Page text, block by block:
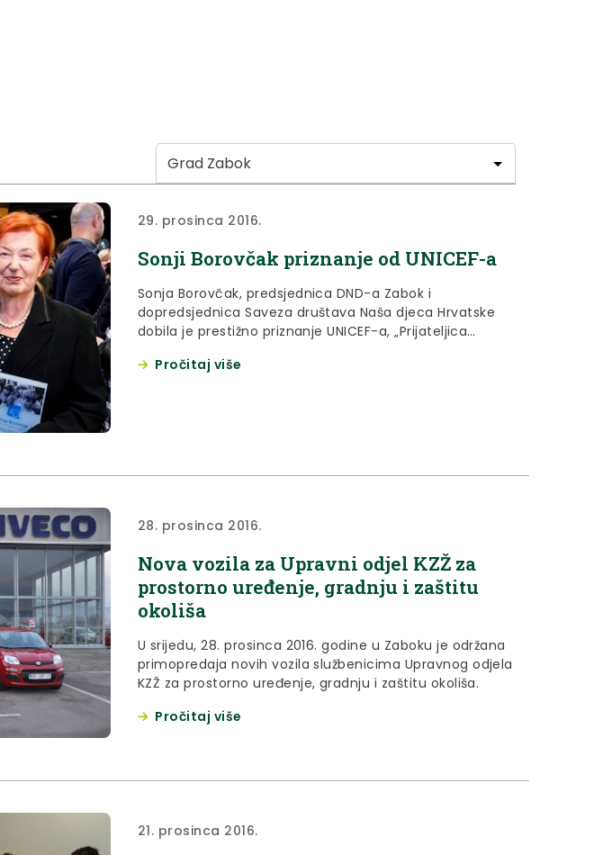
29. prosinca 2016.
Sonji Borovčak priznanje od UNICEF-a
Sonja Borovčak, predsjednica DND-a Zabok i
dopredsjednica Saveza društava Naša djeca Hrvatske
dobila je prestižno priznanje UNICEF-a, „Prijateljica
Pročitaj više
28. prosinca 2016.
Nova vozila za Upravni odjel KZŽ za
prostorno uređenje, gradnju i zaštitu
okoliša
U srijedu, 28. prosinca 2016. godine u Zaboku je održana
primopredaja novih vozila službenicima Upravnog odjela
KZŽ za prostorno uređenje, gradnju i zaštitu okoliša.
Pročitaj više
21. prosinca 2016.